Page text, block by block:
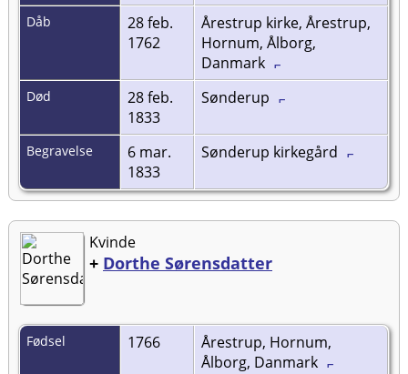
Dåb
28 feb.
1762
Årestrup kirke, Årestrup,
Hornum, Ålborg,
Danmark
Død
28 feb.
1833
Sønderup
Begravelse
6 mar.
1833
Sønderup kirkegård
Kvinde
+ Dorthe Sørensdatter
Fødsel 1766
Årestrup, Hornum,
Ålborg, Danmark